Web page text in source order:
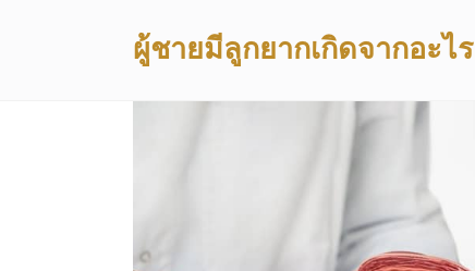
ผู้ชายมีลูกยากเกิดจากอะไ